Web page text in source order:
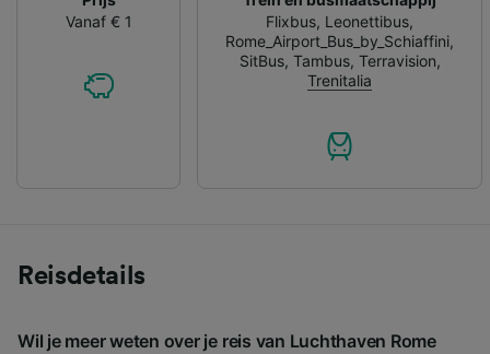
Vanaf € 1
Flixbus, Leonettibus,
Rome_Airport_Bus_by_Schiaffini,
SitBus, Tambus, Terravision,
Trenitalia
Reisdetails
Wil je meer weten over je reis van Luchthaven Rome